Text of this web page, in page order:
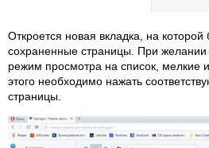
Откроется новая вкладка, на
сохраненные страницы. При
режим просмотра на список, мелкие
этого необходимо нажать
страницы.